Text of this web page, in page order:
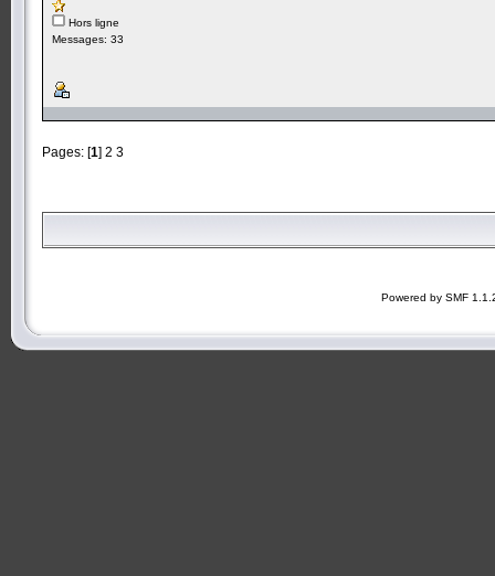
Hors ligne
Messages: 33
Pages: [1] 2 3
Powered by SMF